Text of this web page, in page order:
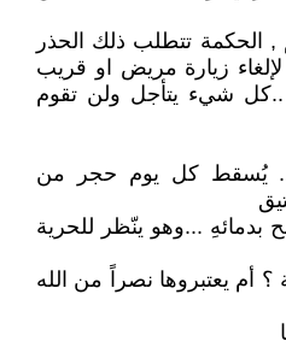
الحكمة تتطلب ذلك الحذر
زيارة مريض او قريب
..كل شيء يتأجل ولن تقوم
.. يُسقط كل يوم حجر من
بدمائهِ ...وهو ينّظر للحرية
أم يعتبروها نصراً من الله